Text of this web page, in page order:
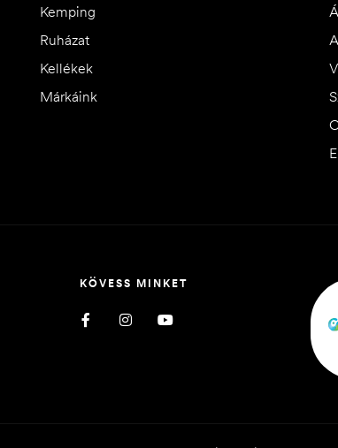
Kemping
Ruházat
Kellékek
Márkáink
KÖVESS MINKET